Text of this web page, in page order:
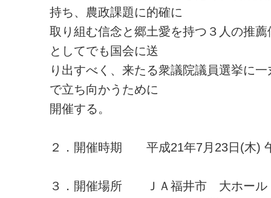
持ち、農政課題に的確に
取り組む信念と郷土愛を持つ３人の推
としてでも国会に送
り出すべく、来たる衆議院議員選挙に
で立ち向かうために
開催する。
２．開催時期 平成21年7月23日(木)
３．開催場所 ＪＡ福井市 大ホール